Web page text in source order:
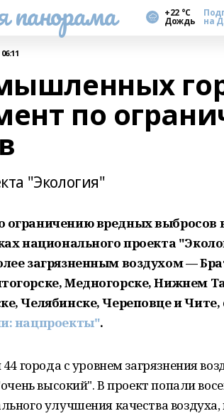
панорама +22 °С
Дождь на
по
"Экология"
ограничению вредных выбросов
национального проекта
загрязненным воздухом —
Медногорске, Нижнем
Челябинске, Череповце и
нацпроекты".
44 города с уровнем загрязнения
высокий". В проект попали
улучшения качества